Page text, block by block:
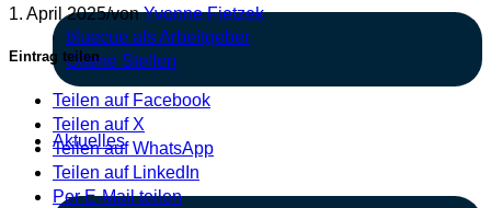
bluecue als Arbeitgeber
Offene Stellen
Aktuelles
1. April 2025/vonYvonne Fietzek
Eintrag teilen
Teilen auf Facebook
Teilen auf X
Teilen auf WhatsApp
Teilen auf LinkedIn
Per E-Mail teilen